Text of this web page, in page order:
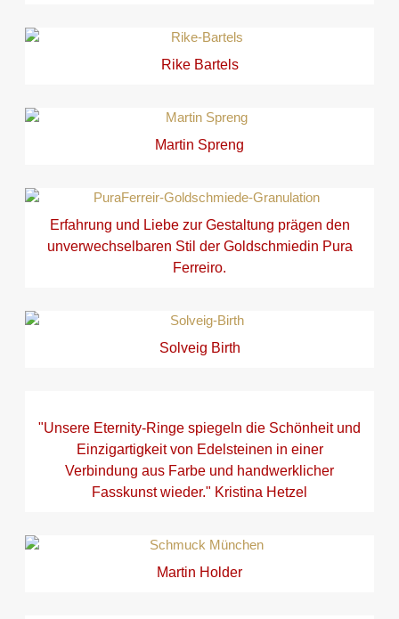
Rike Bartels
Martin Spreng
Erfahrung und Liebe zur Gestaltung prägen den
unverwechselbaren Stil der Goldschmiedin Pura
Ferreiro.
Solveig Birth
"Unsere Eternity-Ringe spiegeln die Schönheit und
Einzigartigkeit von Edelsteinen in einer
Verbindung aus Farbe und handwerklicher
Fasskunst wieder." Kristina Hetzel
Martin Holder